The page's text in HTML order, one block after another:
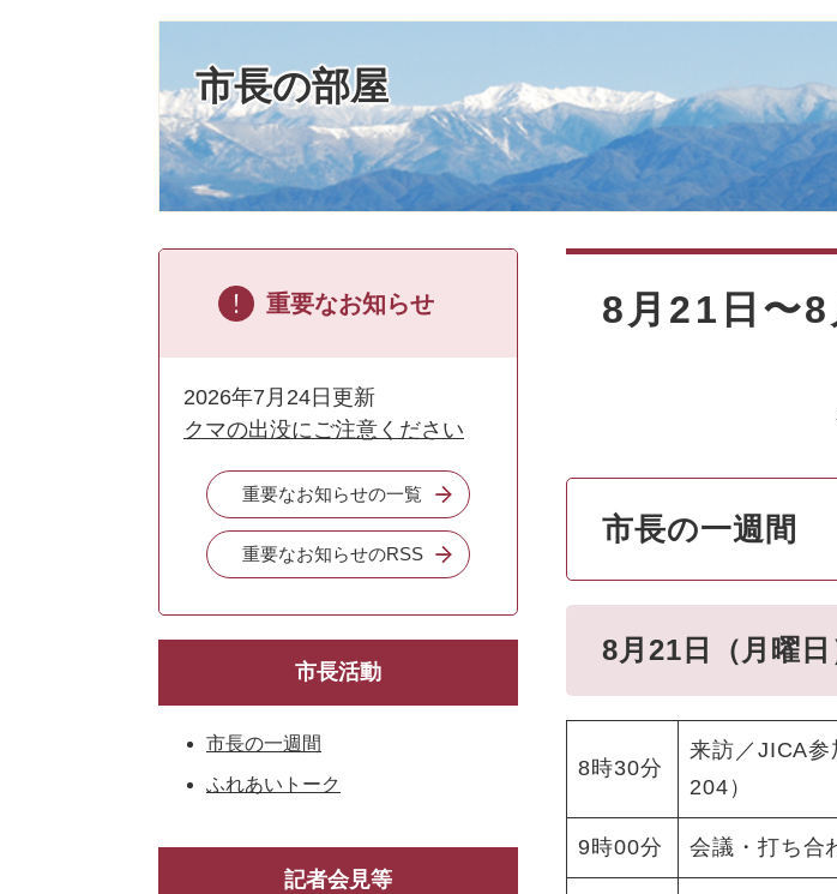
市長の部屋
8月21日〜8
市長の一週間
8月21日（月曜日
8時30分
来訪／JICA参
204）
9時00分 会議・打ち合
重要なお知らせ
2026年7月24日更新
クマの出没にご注意ください
重要なお知らせの一覧
重要なお知らせのRSS
市長活動
市長の一週間
ふれあいトーク
記者会見等